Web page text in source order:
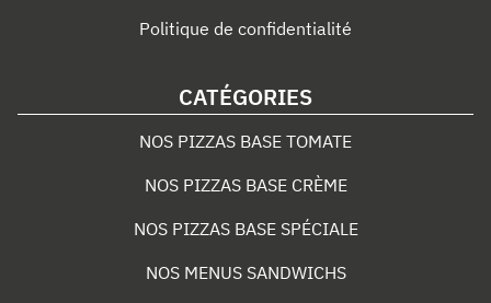
Politique de confidentialité
CATÉGORIES
NOS PIZZAS BASE TOMATE
NOS PIZZAS BASE CRÈME
NOS PIZZAS BASE SPÉCIALE
NOS MENUS SANDWICHS